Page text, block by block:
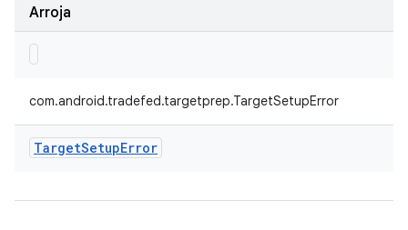
Arroja
com.android.tradefed.targetprep.TargetSetupError
TargetSetupError